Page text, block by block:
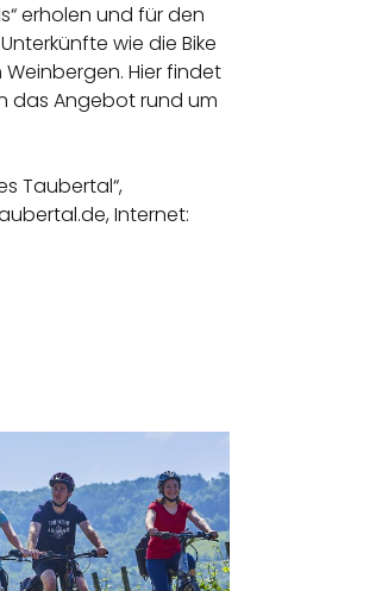
erholen und für den
wie die Bike
Hier findet
das Angebot rund um
Taubertal“,
Internet: